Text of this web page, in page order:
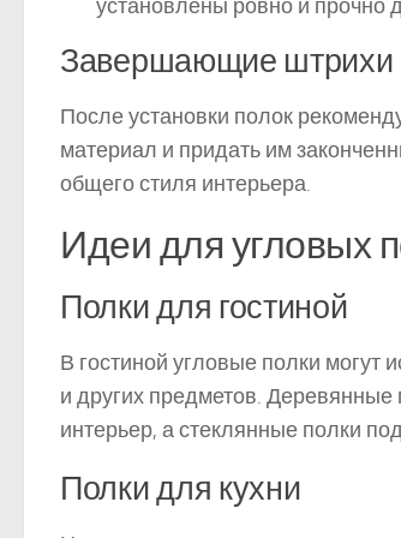
установлены ровно и прочно
Завершающие штрихи
После установки полок
материал и придать им
общего стиля интерьера.
Идеи для угловых
Полки для гостиной
В гостиной угловые полки могут
и других предметов. Деревянные
интерьер, а стеклянные полки
Полки для кухни